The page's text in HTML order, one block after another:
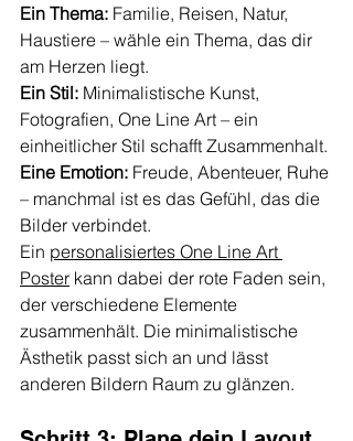
Ein Thema: Familie, Reisen, Natur,
Haustiere – wähle ein Thema, das dir
am Herzen liegt.
Ein Stil: Minimalistische Kunst,
Fotografien, One Line Art – ein
einheitlicher Stil schafft Zusammenhalt.
Eine Emotion: Freude, Abenteuer, Ruhe
– manchmal ist es das Gefühl, das die
Bilder verbindet.
Ein personalisiertes One Line Art
Poster kann dabei der rote Faden sein,
der verschiedene Elemente
zusammenhält. Die minimalistische
Ästhetik passt sich an und lässt
anderen Bildern Raum zu glänzen.